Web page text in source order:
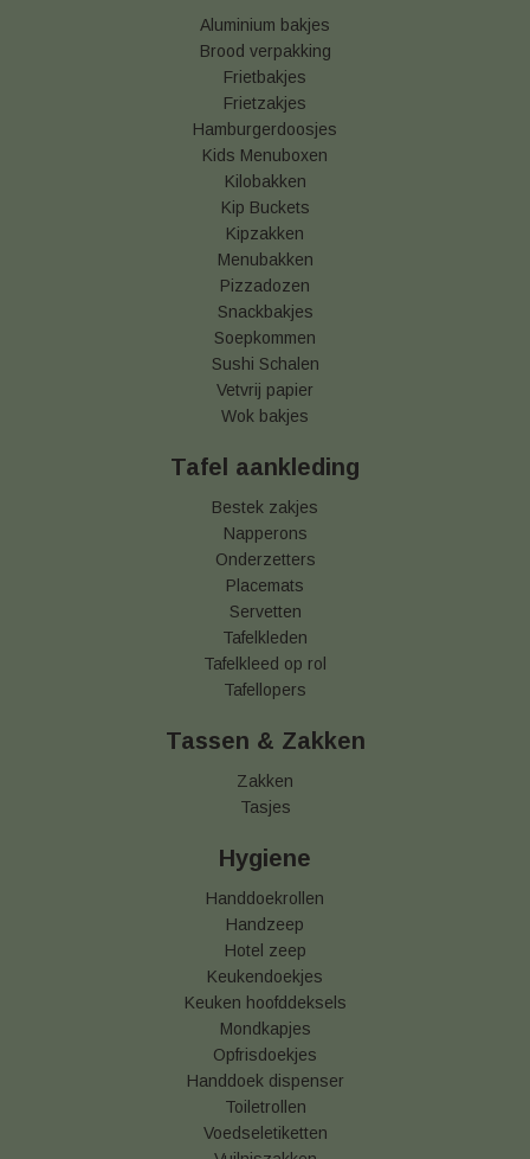
Aluminium bakjes
Brood verpakking
Frietbakjes
Frietzakjes
Hamburgerdoosjes
Kids Menuboxen
Kilobakken
Kip Buckets
Kipzakken
Menubakken
Pizzadozen
Snackbakjes
Soepkommen
Sushi Schalen
Vetvrij papier
Wok bakjes
Tafel aankleding
Bestek zakjes
Napperons
Onderzetters
Placemats
Servetten
Tafelkleden
Tafelkleed op rol
Tafellopers
Tassen & Zakken
Zakken
Tasjes
Hygiene
Handdoekrollen
Handzeep
Hotel zeep
Keukendoekjes
Keuken hoofddeksels
Mondkapjes
Opfrisdoekjes
Handdoek dispenser
Toiletrollen
Voedseletiketten